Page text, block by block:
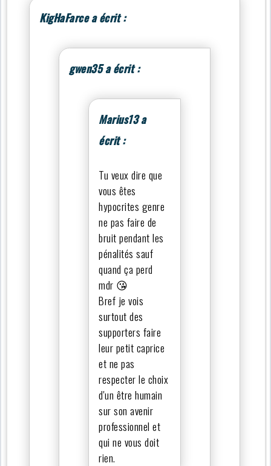
KigHaFarce a écrit :
gwen35 a écrit :
Marius13 a
écrit :
Tu veux dire que
vous êtes
hypocrites genre
ne pas faire de
bruit pendant les
pénalités sauf
quand ça perd
mdr 😘
Bref je vois
surtout des
supporters faire
leur petit caprice
et ne pas
respecter le choix
d'un être humain
sur son avenir
professionnel et
qui ne vous doit
rien.